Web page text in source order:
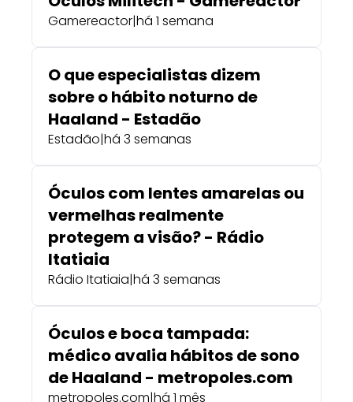
Gamereactor|há 1 semana
O que especialistas dizem
sobre o hábito noturno de
Haaland - Estadão
Estadão|há 3 semanas
Óculos com lentes amarelas ou
vermelhas realmente
protegem a visão? - Rádio
Itatiaia
Rádio Itatiaia|há 3 semanas
Óculos e boca tampada:
médico avalia hábitos de sono
de Haaland - metropoles.com
metropoles.com|há 1 mês